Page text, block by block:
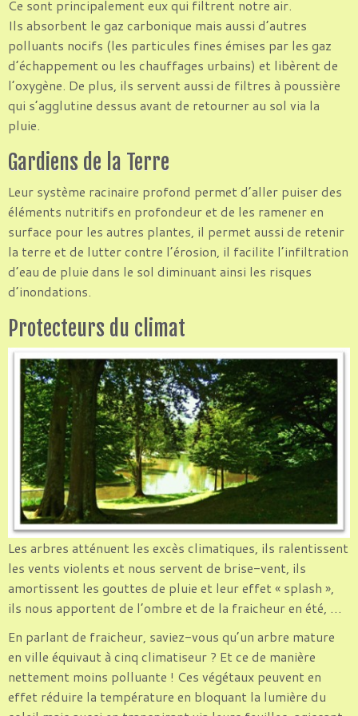
Ce sont principalement eux qui filtrent notre air.
Ils absorbent le gaz carbonique mais aussi d’autres
polluants nocifs (les particules fines émises par les gaz
d’échappement ou les chauffages urbains) et libèrent de
l’oxygène. De plus, ils servent aussi de filtres à poussière
qui s’agglutine dessus avant de retourner au sol via la
pluie.
Gardiens de la Terre
Leur système racinaire profond permet d’aller puiser des
éléments nutritifs en profondeur et de les ramener en
surface pour les autres plantes, il permet aussi de retenir
la terre et de lutter contre l’érosion, il facilite l’infiltration
d’eau de pluie dans le sol diminuant ainsi les risques
d’inondations.
Protecteurs du climat
Les arbres atténuent les excès climatiques, ils ralentissent
les vents violents et nous servent de brise-vent, ils
amortissent les gouttes de pluie et leur effet « splash »,
ils nous apportent de l’ombre et de la fraicheur en été, …
En parlant de fraicheur, saviez-vous qu’un arbre mature
en ville équivaut à cinq climatiseur ? Et ce de manière
nettement moins polluante ! Ces végétaux peuvent en
effet réduire la température en bloquant la lumière du